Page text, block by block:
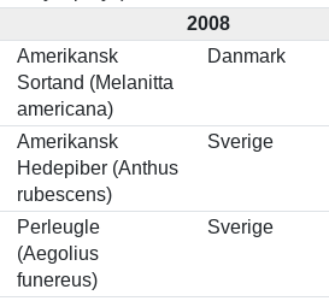
2008
Amerikansk
Sortand (Melanitta
americana)
Danmark
Amerikansk
Hedepiber (Anthus
rubescens)
Sverige
Perleugle
(Aegolius
funereus)
Sverige